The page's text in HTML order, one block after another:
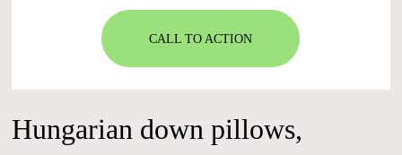
CALL TO ACTION
Hungarian down pillows,